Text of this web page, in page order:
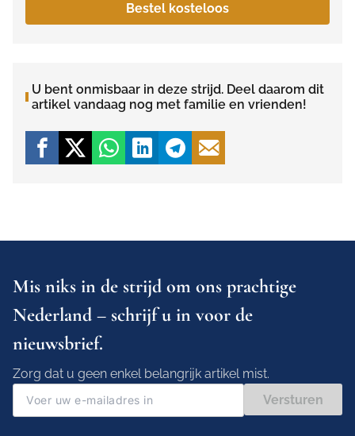
Bestel kosteloos
U bent onmisbaar in deze strijd. Deel daarom dit
artikel vandaag nog met familie en vrienden!
Mis niks in de strijd om ons prachtige
Nederland – schrijf u in voor de
nieuwsbrief.
Zorg dat u geen enkel belangrijk artikel mist.
Versturen